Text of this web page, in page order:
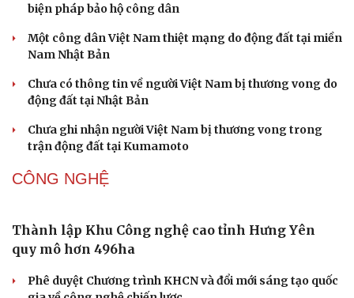
Sức khỏe
Cây thuốc
Blog
biện pháp bảo hộ công dân
Một công dân Việt Nam thiệt mạng do động đất tại miền
Nam Nhật Bản
Chưa có thông tin về người Việt Nam bị thương vong do
động đất tại Nhật Bản
Chưa ghi nhận người Việt Nam bị thương vong trong
trận động đất tại Kumamoto
CÔNG NGHỆ
Thành lập Khu Công nghệ cao tỉnh Hưng Yên
quy mô hơn 496ha
Phê duyệt Chương trình KHCN và đổi mới sáng tạo quốc